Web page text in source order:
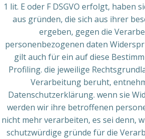
1 lit. E oder F DSGVO erfolgt, haben
aus gründen, die sich aus ihrer
ergeben, gegen die
personenbezogenen daten
gilt auch für ein auf diese
Profiling. die jeweilige
Verarbeitung beruht,
Datenschutzerklärung. wenn sie
werden wir ihre betroffenen
nicht mehr verarbeiten, es sei denn,
schutzwürdige gründe für die